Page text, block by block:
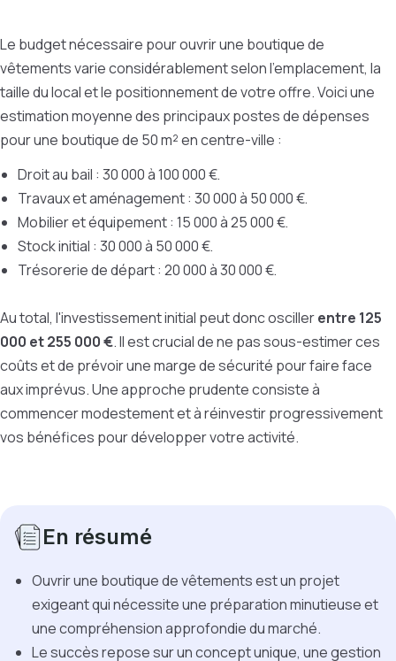
Le budget nécessaire pour ouvrir une boutique de
vêtements varie considérablement selon l'emplacement, la
taille du local et le positionnement de votre offre. Voici une
estimation moyenne des principaux postes de dépenses
pour une boutique de 50 m² en centre-ville :
Droit au bail : 30 000 à 100 000 €.
Travaux et aménagement : 30 000 à 50 000 €.
Mobilier et équipement : 15 000 à 25 000 €.
Stock initial : 30 000 à 50 000 €.
Trésorerie de départ : 20 000 à 30 000 €.
Au total, l'investissement initial peut donc oscillerentre 125
000 et 255 000 €. Il est crucial de ne pas sous-estimer ces
coûts et de prévoir une marge de sécurité pour faire face
aux imprévus. Une approche prudente consiste à
commencer modestement et à réinvestir progressivement
vos bénéfices pour développer votre activité.
En résumé
Ouvrir une boutique de vêtements est un projet
exigeant qui nécessite une préparation minutieuse et
une compréhension approfondie du marché.
Le succès repose sur un concept unique, une gestion